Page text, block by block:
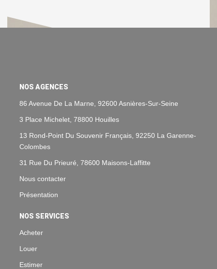
NOS AGENCES
86 Avenue De La Marne, 92600 Asnières-Sur-Seine
3 Place Michelet, 78800 Houilles
13 Rond-Point Du Souvenir Français, 92250 La Garenne-
Colombes
31 Rue Du Prieuré, 78600 Maisons-Laffitte
Nous contacter
Présentation
NOS SERVICES
Acheter
Louer
Estimer